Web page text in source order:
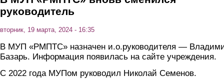
руководитель
вторник, 19 марта, 2024 - 16:35
В МУП «РМПТС» назначен и.о.руководителя —
Базарь. Информация появилась на сайте учреждения.
С 2022 года МУПом руководил Николай Семенов.